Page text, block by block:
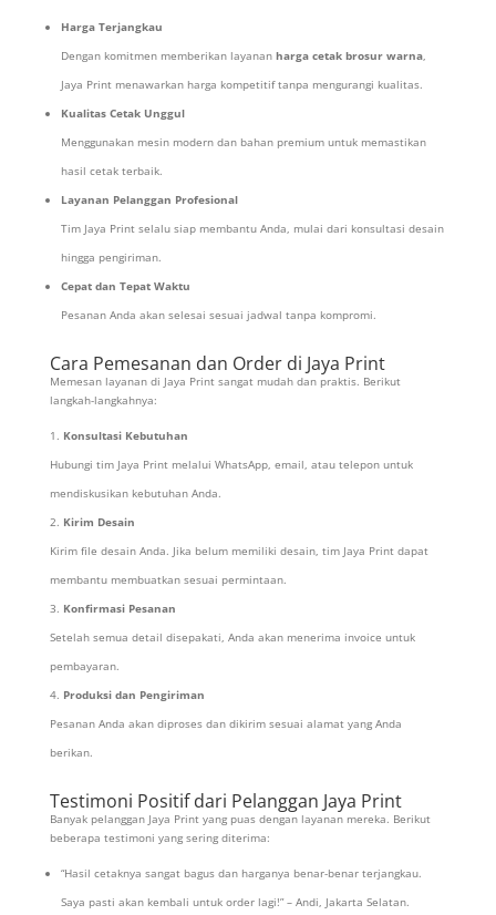
Harga Terjangkau
Dengan komitmen memberikan layanan harga cetak brosur warna,
Jaya Print menawarkan harga kompetitif tanpa mengurangi kualitas.
Kualitas Cetak Unggul
Menggunakan mesin modern dan bahan premium untuk memastikan
hasil cetak terbaik.
Layanan Pelanggan Profesional
Tim Jaya Print selalu siap membantu Anda, mulai dari konsultasi desain
hingga pengiriman.
Cepat dan Tepat Waktu
Pesanan Anda akan selesai sesuai jadwal tanpa kompromi.
Cara Pemesanan dan Order di Jaya Print
Memesan layanan di Jaya Print sangat mudah dan praktis. Berikut
langkah-langkahnya:
Konsultasi Kebutuhan
Hubungi tim Jaya Print melalui WhatsApp, email, atau telepon untuk
mendiskusikan kebutuhan Anda.
Kirim Desain
Kirim file desain Anda. Jika belum memiliki desain, tim Jaya Print dapat
membantu membuatkan sesuai permintaan.
Konfirmasi Pesanan
Setelah semua detail disepakati, Anda akan menerima invoice untuk
pembayaran.
Produksi dan Pengiriman
Pesanan Anda akan diproses dan dikirim sesuai alamat yang Anda
berikan.
Testimoni Positif dari Pelanggan Jaya Print
Banyak pelanggan Jaya Print yang puas dengan layanan mereka. Berikut
beberapa testimoni yang sering diterima:
“Hasil cetaknya sangat bagus dan harganya benar-benar terjangkau.
Saya pasti akan kembali untuk order lagi!” – Andi, Jakarta Selatan.